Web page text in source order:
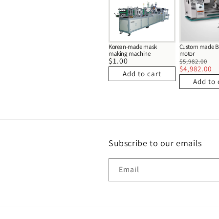
Korean-made mask
making machine
Regular
price
$1.00
Add to cart
Custom made
motor
Regular
price
$5,982.00
$4,982.00
Add to
Subscribe to our emails
Email